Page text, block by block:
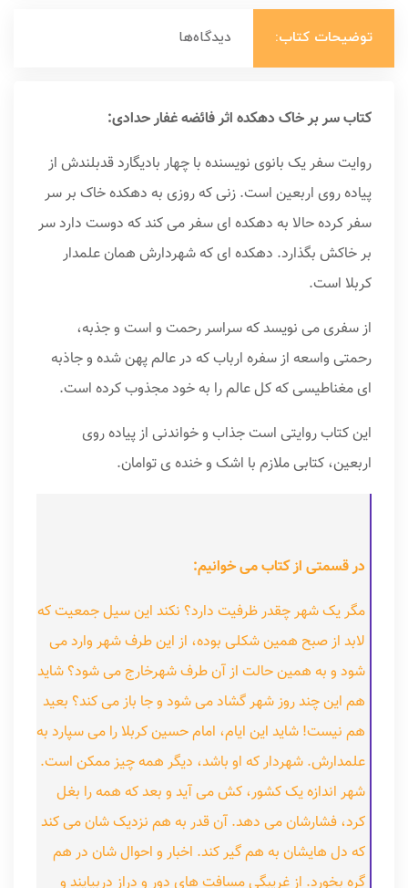
توضیحات کتاب: دیدگاه‌ها
کتاب سر بر خاک دهکده اثر فائضه غفار حدادی:
روایت سفر یک بانوی نویسنده با چهار بادیگارد قدبلندش از
پیاده روی اربعین است. زنی که روزی به دهکده خاک بر سر
سفر کرده حالا به دهکده ای سفر می کند که دوست دارد سر
بر خاکش بگذارد. دهکده ای که شهردارش همان علمدار
کربلا است.
از سفری می نویسد که سراسر رحمت و است و جذبه،
رحمتی واسعه از سفره ارباب که در عالم پهن شده و جاذبه
ای مغناطیسی که کل عالم را به خود مجذوب کرده است.
این کتاب روایتی است جذاب و خواندنی از پیاده روی
اربعین، کتابی ملازم با اشک و خنده ی توامان.
در قسمتی از کتاب می خوانیم:
مگر یک شهر چقدر ظرفیت دارد؟ نکند این سیل جمعیت که
لابد از صبح همین شکلی بوده، از این طرف شهر وارد می
شود و به همین حالت از آن طرف شهرخارج می شود؟ شاید
هم این چند روز شهر گشاد می شود و جا باز می کند؟ بعید
هم نیست! شاید این ایام، امام حسین کربلا را می سپارد به
علمدارش. شهردار که او باشد، دیگر همه چیز ممکن است.
شهر اندازه یک کشور، کش می آید و بعد که همه را بغل
کرد، فشارشان می دهد. آن قدر به هم نزدیک شان می کند
که دل هایشان به هم گیر کند. اخبار و احوال شان در هم
گره بخورد. از غریبگی مسافت های دور و دراز دربیایند و